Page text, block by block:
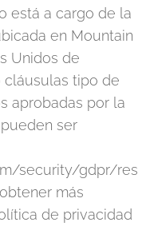
está a cargo de la
en Mountain
Unidos de
cláusulas tipo de
aprobadas por la
ser
security/gdpr/res
más
de privacidad